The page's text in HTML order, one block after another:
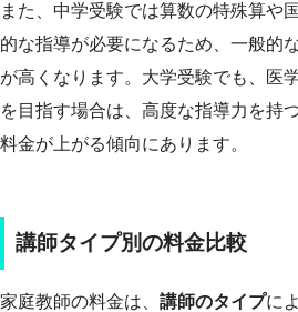
また、中学受験では算数の特殊算や
的な指導が必要になるため、一般的
が高くなります。大学受験でも、医
を目指す場合は、高度な指導力を持
料金が上がる傾向にあります。
講師タイプ別の料金比較
家庭教師の料金は、 講師のタイプに